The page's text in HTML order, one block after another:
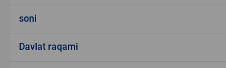
soni
Davlat raqami